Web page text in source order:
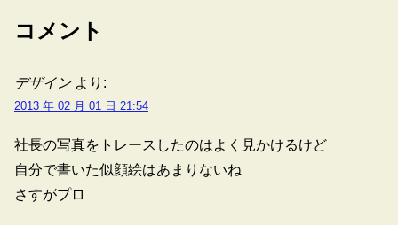
コメント
デザイン より:
2013 年 02 月 01 日 21:54
社長の写真をトレースしたのはよく見かけるけど
自分で書いた似顔絵はあまりないね
さすがプロ